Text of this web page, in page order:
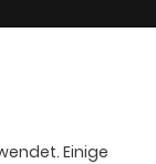
Einige